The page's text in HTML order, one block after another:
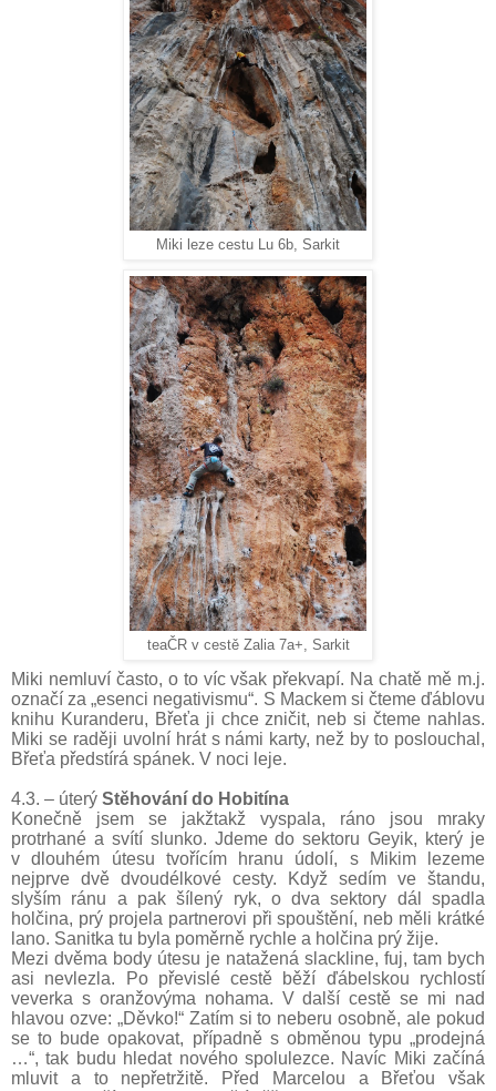
Miki leze cestu Lu 6b, Sarkit
teaČR v cestě Zalia 7a+, Sarkit
Miki nemluví často, o to víc však překvapí. Na chatě mě m.j.
označí za „esenci negativismu“. S Mackem si čteme ďáblovu
knihu Kuranderu, Břeťa ji chce zničit, neb si čteme nahlas.
Miki se raději uvolní hrát s námi karty, než by to poslouchal,
Břeťa předstírá spánek. V noci leje.
4.3. – úterý Stěhování do Hobitína
Konečně jsem se jakžtakž vyspala, ráno jsou mraky
protrhané a svítí slunko. Jdeme do sektoru Geyik, který je
v dlouhém útesu tvořícím hranu údolí, s Mikim lezeme
nejprve dvě dvoudélkové cesty. Když sedím ve štandu,
slyším ránu a pak šílený ryk, o dva sektory dál spadla
holčina, prý projela partnerovi při spouštění, neb měli krátké
lano. Sanitka tu byla poměrně rychle a holčina prý žije.
Mezi dvěma body útesu je natažená slackline, fuj, tam bych
asi nevlezla. Po převislé cestě běží ďábelskou rychlostí
veverka s oranžovýma nohama. V další cestě se mi nad
hlavou ozve: „Děvko!“ Zatím si to neberu osobně, ale pokud
se to bude opakovat, případně s obměnou typu „prodejná
…“, tak budu hledat nového spolulezce. Navíc Miki začíná
mluvit a to nepřetržitě. Před Marcelou a Břeťou však